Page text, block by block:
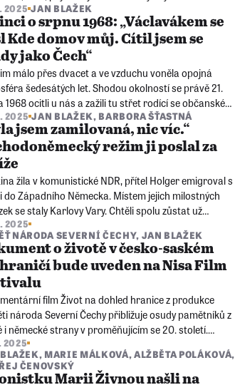
se s investigativci vydal po stopách svých
a dnes bojuje za spravedlnost.
2025 JAN BLAŽEK
o srpnu 1968: „Václavákem se
Kde domov můj. Cítil jsem se
jako Čech“
málo přes dvacet a ve vzduchu voněla opojná
šedesátých let. Shodou okolností se právě 21.
1968 ocitli u nás a zažili tu střet rodící se občanské
s totalitarismem okupantů. Na základě jejich
vznikl krátký film.
2025 JAN BLAŽEK, BARBORA ŠŤASTNÁ
jsem zamilovaná, nic víc.“
režim ji poslal za
žila v komunistické NDR, přítel Holger emigroval s
do Západního Německa. Místem jejich milostných
se staly Karlovy Vary. Chtěli spolu zůstat už
a Krystina se proto pokusila nelegálně dostat
hranici na Západ.
2025
NÁRODA SEVERNÍ ČECHY, JAN BLAŽEK
o životě v česko-saském
bude uveden na Nisa Film
film Život na dohled hranice z produkce
národa Severní Čechy přibližuje osudy pamětníků z
i německé strany v proměňujícím se 20. století.
byl zařazen do programové sekce Regionalia na
Festivalu.
2025
, MARIE MÁLKOVÁ,ALŽBĚTA POLÁKOVÁ,
ČENOVSKÝ
Marii Živnou našli na